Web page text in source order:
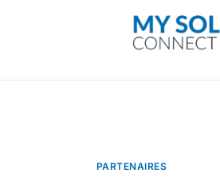
PARTENAIRES